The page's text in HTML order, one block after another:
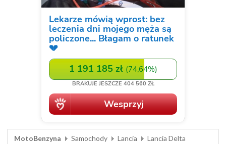
MotoBenzyna Samochody Lancia
Lancia Delta